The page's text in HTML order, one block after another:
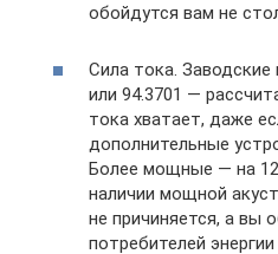
обойдутся вам не
Сила тока.
или 94.3701 —
тока хватает, даже
дополнительные
Более мощные — на
наличии мощной
не причиняется, а вы
потребителей